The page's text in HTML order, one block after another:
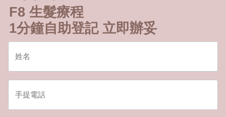
F8 生髮療程
1分鐘自助登記 立即辦妥